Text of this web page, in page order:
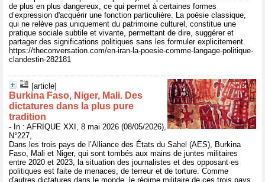
de plus en plus dangereux, ce qui permet à certaines formes
d’expression d'acquérir une fonction particulière. La poésie classique,
qui ne relève pas uniquement du patrimoine culturel, constitue une
pratique sociale subtile et vivante, permettant de dire, suggérer et
partager des significations politiques sans les formuler explicitement.
https://theconversation.com/en-iran-la-poesie-comme-langage-politique-
clandestin-282181
[article]
Burkina Faso, Niger, Mali. Des
dictatures dans la plus pure
tradition
- In : AFRIQUE XXI, 8 mai 2026 (08/05/2026),
N°227,
Dans les trois pays de l’Alliance des États du Sahel (AES), Burkina
Faso, Mali et Niger, qui sont tombés aux mains de juntes militaires
entre 2020 et 2023, la situation des journalistes et des opposant·es
politiques est faite de menaces, de terreur et de torture. Comme
d'autres dictatures dans le monde, le régime militaire de ces trois pays